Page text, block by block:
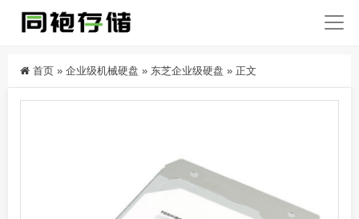
首页 » 企业级机械硬盘 » 东芝企业级硬盘 » 正文